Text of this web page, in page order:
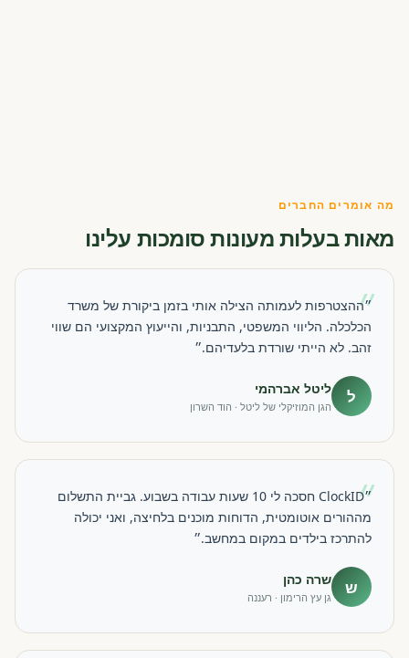
מה אומרים החברים
מאות בעלות מעונות סומכות עלינו
״
״ההצטרפות לעמותה הצילה אותי בזמן ביקורת של משרד
הכלכלה. הליווי המשפטי, התבניות, והייעוץ המקצועי הם שווי
זהב. לא הייתי שורדת בלעדיהם.״
ל ליטל אברהמי
הגן המוזיקלי של ליטל · הוד השרון
״
״ClockID חסכה לי 10 שעות עבודה בשבוע. גביית התשלום
מההורים אוטומטית, הדוחות מוכנים בלחיצה, ואני יכולה
להתרכז בילדים במקום במחשב.״
ש שרה כהן
גן עץ הרימון · רעננה